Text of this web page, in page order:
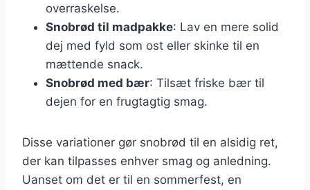
overraskelse.
Snobrød til madpakke: Lav en mere solid
dej med fyld som ost eller skinke til en
mættende snack.
Snobrød med bær: Tilsæt friske bær til
dejen for en frugtagtig smag.
Disse variationer gør snobrød til en alsidig ret,
der kan tilpasses enhver smag og anledning.
Uanset om det er til en sommerfest, en